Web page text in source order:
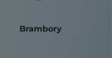
Brambory